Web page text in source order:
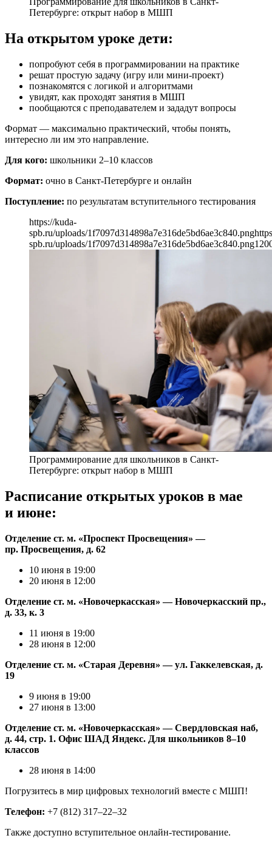
Петербурге: открыт набор в МШП
На открытом уроке дети:
попробуют себя в программировании на практике
решат простую задачу (игру или мини-проект)
познакомятся с логикой и алгоритмами
увидят, как проходят занятия в МШП
пообщаются с преподавателем и зададут вопросы
Формат — максимально практический, чтобы понять,
интересно ли им это направление.
Для кого: школьники 2–10 классов
Формат: очно в Санкт-Петербурге и онлайн
Поступление: по результатам вступительного тестирования
https://kuda-
spb.ru/uploads/1f7097d314898a7e316de5bd6ae3c840.png
spb.ru/uploads/1f7097d314898a7e316de5bd6ae3c840.png
Программирование для школьников в Санкт-
Петербурге: открыт набор в МШП
Расписание открытых уроков в мае
и июне:
Отделение ст. м. «Проспект Просвещения» —
пр. Просвещения, д. 62
10 июня в 19:00
20 июня в 12:00
Отделение ст. м. «Новочеркасская» — Новочеркасский пр.,
д. 33, к. 3
11 июня в 19:00
28 июня в 12:00
Отделение ст. м. «Старая Деревня» — ул. Гаккелевская, д.
19
9 июня в 19:00
27 июня в 13:00
Отделение ст. м. «Новочеркасская» — Свердловская наб,
д. 44, стр. 1. Офис ШАД Яндекс. Для школьников 8–10
классов
28 июня в 14:00
Погрузитесь в мир цифровых технологий вместе с МШП!
Телефон: +7 (812) 317–22–32
Также доступно вступительное онлайн-тестирование.